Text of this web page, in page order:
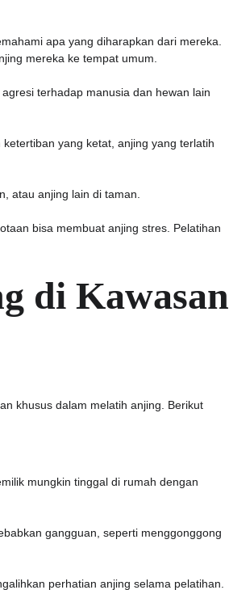
apa yang diharapkan dari mereka.
mereka ke tempat umum.
terhadap manusia dan hewan lain
yang ketat, anjing yang terlatih
atau anjing lain di taman.
bisa membuat anjing stres. Pelatihan
di Kawasan
khusus dalam melatih anjing. Berikut
mungkin tinggal di rumah dengan
gangguan, seperti menggonggong
perhatian anjing selama pelatihan.